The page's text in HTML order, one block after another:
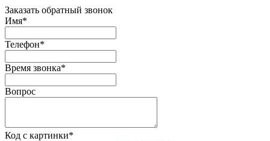
Заказать обратный звонок
Имя*
Телефон*
Время звонка*
Вопрос
Код с картинки*